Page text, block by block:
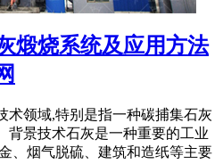
煅烧系统及应用方法
术领域,特别是指一种碳捕集石灰
背景技术石灰是一种重要的工业
、烟气脱硫、建筑和造纸等主要